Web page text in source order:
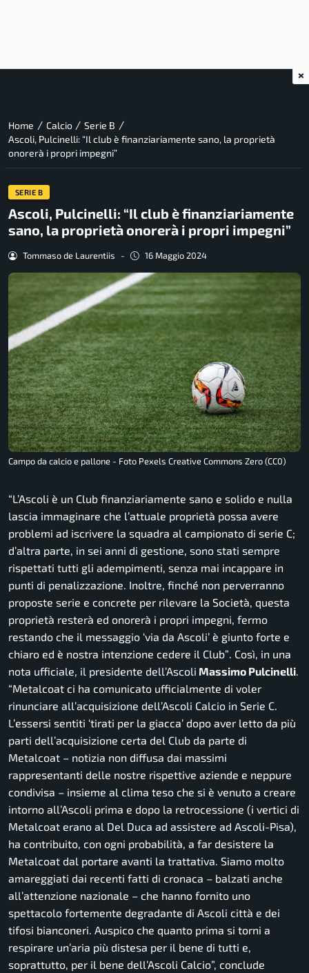
Home / Calcio / Serie B /
Ascoli, Pulcinelli: “Il club è finanziariamente sano, la proprietà
onorerà i propri impegni”
SERIE B
Ascoli, Pulcinelli: “Il club è finanziariamente
sano, la proprietà onorerà i propri impegni”
Tommaso de Laurentiis - 16 Maggio 2024
Campo da calcio e pallone - Foto Pexels Creative Commons Zero (CC0)
“L’Ascoli è un Club finanziariamente sano e solido e nulla
lascia immaginare che l’attuale proprietà possa avere
problemi ad iscrivere la squadra al campionato di serie C;
d’altra parte, in sei anni di gestione, sono stati sempre
rispettati tutti gli adempimenti, senza mai incappare in
punti di penalizzazione. Inoltre, finché non perverranno
proposte serie e concrete per rilevare la Società, questa
proprietà resterà ed onorerà i propri impegni, fermo
restando che il messaggio ‘via da Ascoli’ è giunto forte e
chiaro ed è nostra intenzione cedere il Club”. Così, in una
nota ufficiale, il presidente dell’Ascoli Massimo Pulcinelli.
“Metalcoat ci ha comunicato ufficialmente di voler
rinunciare all’acquisizione dell’Ascoli Calcio in Serie C.
L’essersi sentiti ‘tirati per la giacca’ dopo aver letto da più
parti dell’acquisizione certa del Club da parte di
Metalcoat – notizia non diffusa dai massimi
rappresentanti delle nostre rispettive aziende e neppure
condivisa – insieme al clima teso che si è venuto a creare
intorno all’Ascoli prima e dopo la retrocessione (i vertici di
Metalcoat erano al Del Duca ad assistere ad Ascoli-Pisa),
ha contribuito, con ogni probabilità, a far desistere la
Metalcoat dal portare avanti la trattativa. Siamo molto
amareggiati dai recenti fatti di cronaca – balzati anche
all’attenzione nazionale – che hanno fornito uno
spettacolo fortemente degradante di Ascoli città e dei
tifosi bianconeri. Auspico che quanto prima si torni a
respirare un’aria più distesa per il bene di tutti e,
soprattutto, per il bene dell’Ascoli Calcio”, conclude
×